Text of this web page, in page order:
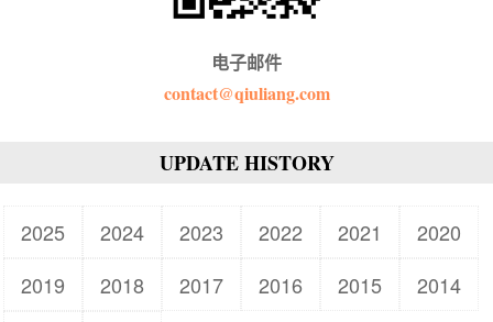
电子邮件
contact@qiuliang.com
UPDATE HISTORY
2025 2024 2023 2022 2021
2020
2019
2018 2017 2016 2015
2014